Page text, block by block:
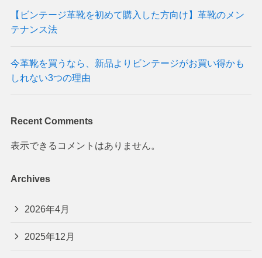
【ビンテージ革靴を初めて購入した方向け】革靴のメン
テナンス法
今革靴を買うなら、新品よりビンテージがお買い得かも
しれない3つの理由
Recent Comments
表示できるコメントはありません。
Archives
2026年4月
2025年12月